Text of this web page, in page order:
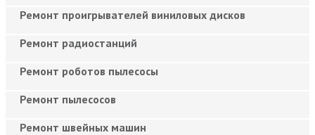
Ремонт проигрывателей виниловых дисков
Ремонт радиостанций
Ремонт роботов пылесосы
Ремонт пылесосов
Ремонт швейных машин